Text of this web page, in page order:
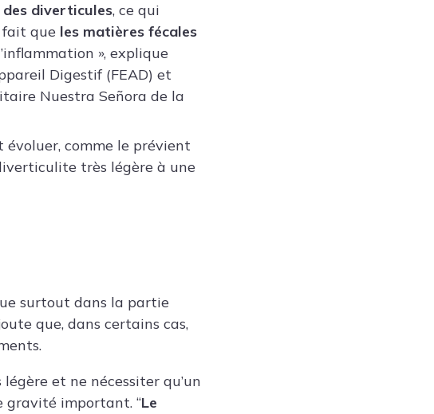
diverticules, ce qui
fait que les matières fécales
», explique
Digestif (FEAD) et
Nuestra Señora de la
comme le prévient
très légère à une
surtout dans la partie
que, dans certains cas,
et ne nécessiter qu’un
gravité important. “Le